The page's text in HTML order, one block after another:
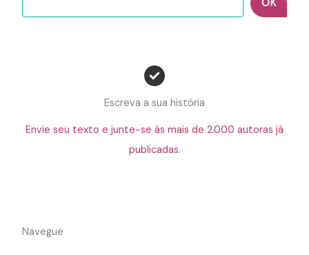
OK
Escreva a sua história
Envie seu texto e junte-se às mais de 2.000 autoras já
publicadas.
Navegue